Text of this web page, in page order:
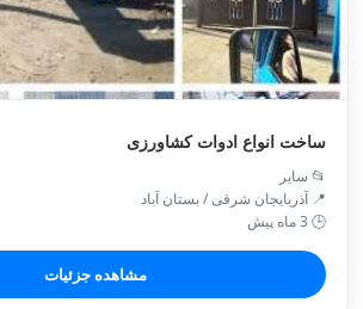
ساخت انواع ادوات کشاورزی
📂 سایر
📍 آذربایجان شرقی / بستان آباد
🕒 3 ماه پیش
مشاهده جزئیات